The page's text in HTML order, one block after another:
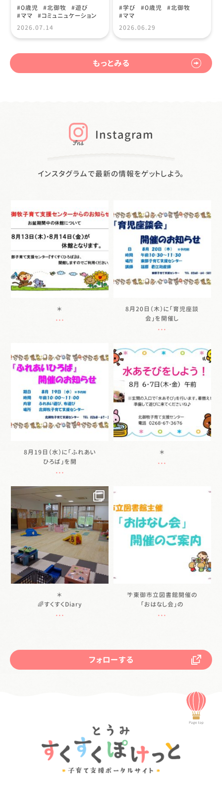
０歳児 北御牧
遊び
ママ
コミュニュケーション
2026.07.14
学び ０歳児
北御牧
ママ
2026.06.29
もっとみる
Instagram
インスタグラムで最新の情報をゲットしよう。
sukusuku.pocket
8月 7
＊
...
sukusuku.pocket
8月 6
8月20日（木）に「育児座談
会」を開催し
...
sukusuku.pocket
8月 6
8月19日（水）に「ふれあい
ひろば」を開
...
sukusuku.pocket
＊
...
sukusuku.pocket
8月 3
＊
🌈すくすくDiary
...
8月 3
🌴東御市立図書館開催の
「おはなし会」の
...
フォローする